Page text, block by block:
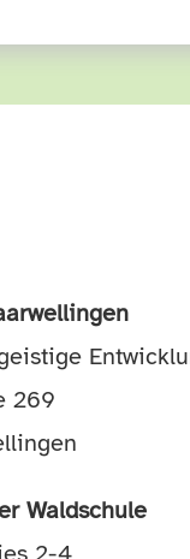
269
Waldschule